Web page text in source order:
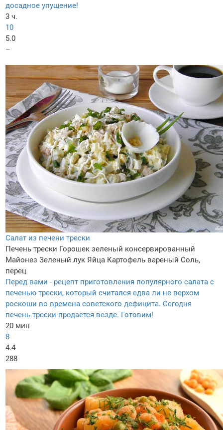
досадное упущение!
3 ч.
10
5.0
–
Салат из печени трески
Печень трески Горошек зеленый консервированный
Майонез Зеленый лук Яйца Картофель вареный Соль,
перец
Перед вами - рецепт приготовления популярного салата с
печенью трески, который считался едва ли не верхом
роскоши во времена советского дефицита. Сегодня
печень трески продается везде. Готовим!
20 мин
8
4.4
288